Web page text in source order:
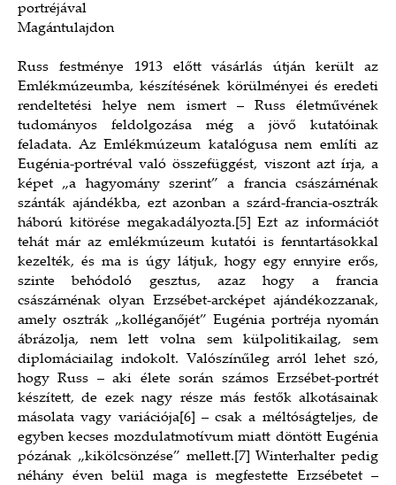
portréjával
Magántulajdon
Russ festménye 1913 előtt vásárlás útján került az
Emlékmúzeumba, készítésének körülményei és eredeti
rendeltetési helye nem ismert – Russ életművének
tudományos feldolgozása még a jövő kutatóinak
feladata. Az Emlékmúzeum katalógusa nem említi az
Eugénia-portréval való összefüggést, viszont azt írja, a
képet „a hagyomány szerint” a francia császárnénak
szánták ajándékba, ezt azonban a szárd-francia-osztrák
háború kitörése megakadályozta.[5] Ezt az információt
tehát már az emlékmúzeum kutatói is fenntartásokkal
kezelték, és ma is úgy látjuk, hogy egy ennyire erős,
szinte behódoló gesztus, azaz hogy a francia
császárnénak olyan Erzsébet-arcképet ajándékozzanak,
amely osztrák „kolléganőjét” Eugénia portréja nyomán
ábrázolja, nem lett volna sem külpolitikailag, sem
diplomáciailag indokolt. Valószínűleg arról lehet szó,
hogy Russ – aki élete során számos Erzsébet-portrét
készített, de ezek nagy része más festők alkotásainak
másolata vagy variációja[6] – csak a méltóságteljes, de
egyben kecses mozdulatmotívum miatt döntött Eugénia
pózának „kikölcsönzése” mellett.[7] Winterhalter pedig
néhány éven belül maga is megfestette Erzsébetet –